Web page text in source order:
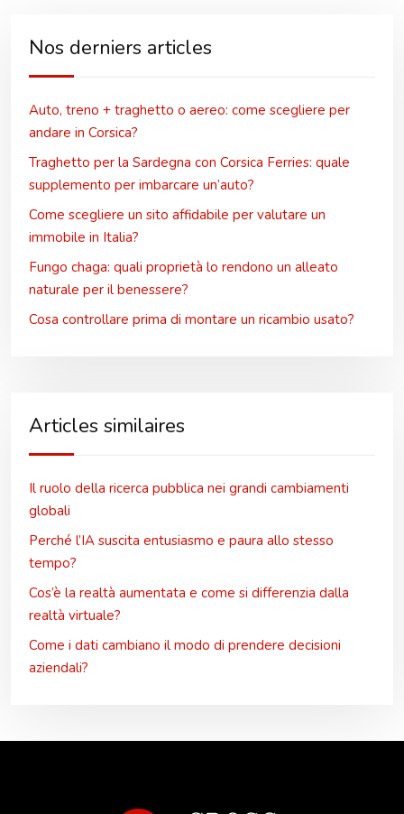
Nos derniers articles
Auto, treno + traghetto o aereo: come scegliere per
andare in Corsica?
Traghetto per la Sardegna con Corsica Ferries: quale
supplemento per imbarcare un’auto?
Come scegliere un sito affidabile per valutare un
immobile in Italia?
Fungo chaga: quali proprietà lo rendono un alleato
naturale per il benessere?
Cosa controllare prima di montare un ricambio usato?
Articles similaires
Il ruolo della ricerca pubblica nei grandi cambiamenti
globali
Perché l’IA suscita entusiasmo e paura allo stesso
tempo?
Cos’è la realtà aumentata e come si differenzia dalla
realtà virtuale?
Come i dati cambiano il modo di prendere decisioni
aziendali?